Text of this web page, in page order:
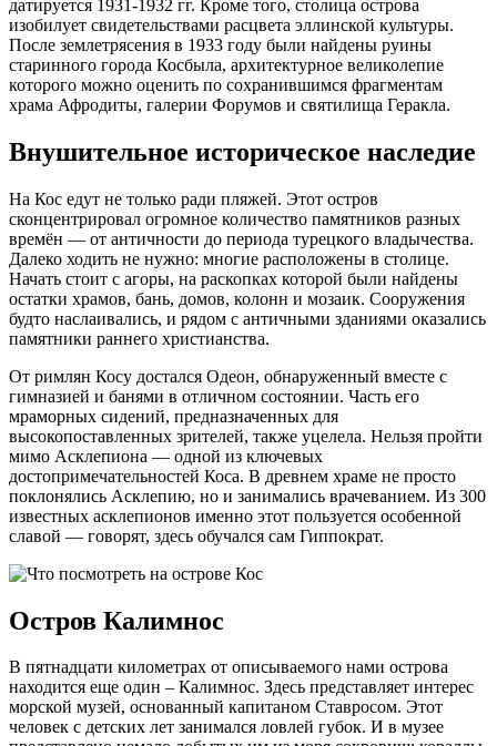
ресторане обойдется уже в 7-9 евро. Свежайшая рыба,
зажаренная на гриле с овощами, стоит от 12 евро. Мидии
саганаки, приготовленные по традиционному рецепту, – от 10
до 12 евро. Сладости (пахлава, фраппе) обойдутся в 2-3 евро.
На острове можно арендовать машину. За один день аренды (с
9.00 до 20.00) в прокате берут от 40 до 60 евро. Бензин здесь
обходится в 1,85-1,87 за литр. Остров небольшой, поэтому на
Советы туристу
При входе в любое общественное место приветствуйте всех
присутствующих и здоровайтесь, если приветствуют вас.
Здесь не принято пожимать руку при приветствии, так что
учтите эту деталь. Особое уважение среди местных жителей
заслуживают туристы, которые стараются говорить на
греческом языке. Кроме этого такие старания могут дать вам
дополнительную скидку при покупке продуктов на рынке
или в магазине.